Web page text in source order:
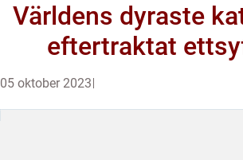
Världens dyraste
eftertraktat
05 oktober 2023